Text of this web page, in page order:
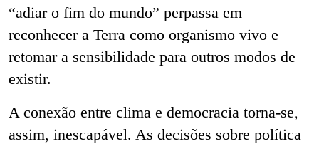
“adiar o fim do mundo” perpassa em
reconhecer a Terra como organismo vivo e
retomar a sensibilidade para outros modos de
existir.
A conexão entre clima e democracia torna-se,
assim, inescapável. As decisões sobre política